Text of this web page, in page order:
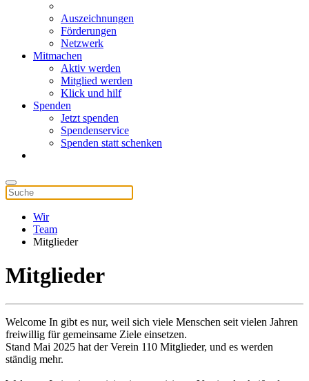
Auszeichnungen
Förderungen
Netzwerk
Mitmachen
Aktiv werden
Mitglied werden
Klick und hilf
Spenden
Jetzt spenden
Spendenservice
Spenden statt schenken
Wir
Team
Mitglieder
Mitglieder
Welcome In gibt es nur, weil sich viele Menschen seit vielen Jahren
freiwillig für gemeinsame Ziele einsetzen.
Stand Mai 2025 hat der Verein 110 Mitglieder, und es werden
ständig mehr.